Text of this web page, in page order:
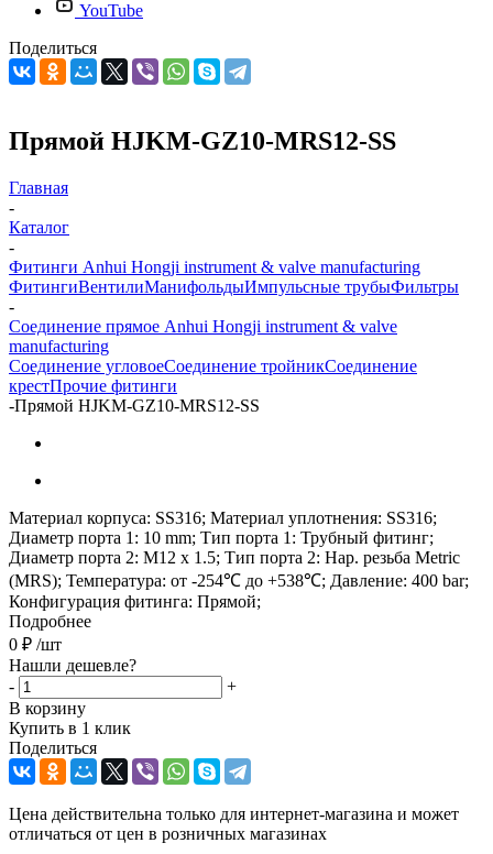
YouTube
Поделиться
Прямой HJKM-GZ10-MRS12-SS
Главная
-
Каталог
-
Фитинги Anhui Hongji instrument & valve manufacturing
ФитингиВентилиМанифольдыИмпульсные трубыФильтры
-
Соединение прямое Anhui Hongji instrument & valve
manufacturing
Соединение угловоеСоединение тройникСоединение
крестПрочие фитинги
-Прямой HJKM-GZ10-MRS12-SS
Материал корпуса: SS316; Материал уплотнения: SS316;
Диаметр порта 1: 10 mm; Тип порта 1: Трубный фитинг;
Диаметр порта 2: M12 x 1.5; Тип порта 2: Нар. резьба Metric
(MRS); Температура: от -254℃ до +538℃; Давление: 400 bar;
Конфигурация фитинга: Прямой;
Подробнее
0 ₽ /шт
Нашли дешевле?
-
+
В корзину
Купить в 1 клик
Поделиться
Цена действительна только для интернет-магазина и может
отличаться от цен в розничных магазинах